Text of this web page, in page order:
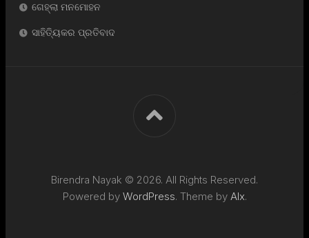
ଗେହ୍ଲା ମନମୋହନ
ସାହିତ୍ୟିକର ପ୍ରତିବାଦ
Birendra Nayak © 2026. All Rights Reserved.
Powered by WordPress. Theme by Alx.